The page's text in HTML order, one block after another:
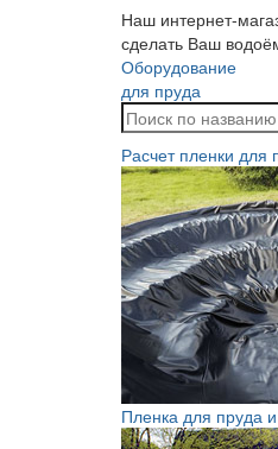
Наш интернет-
сделать Ваш
Оборудование
для пруда
Расчет пленки для
Пленка для пруда